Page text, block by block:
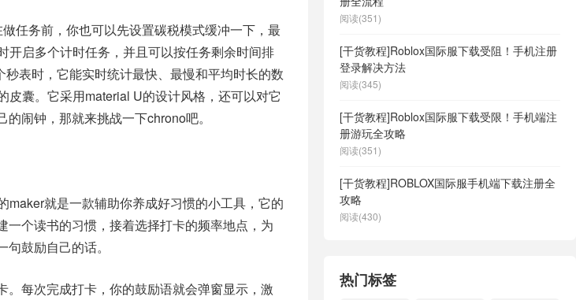
任务前，你也可以先设置碳税模式缓冲一下，最
开启多个计时任务，并且可以按任务剩余时间排
表时，它能实时统计最快、最慢和平均时长的数
囊。它采用material U的设计风格，还可以对它
闹钟，那就来挑战一下chrono吧。
就是一款辅助你养成好习惯的小工具，它的
个读书的习惯，接着选择打卡的频率地点，为
鼓励自己的话。
每次完成打卡，你的鼓励语就会弹窗显示，激
阅读(351)
[干货教程]Roblox国际服下载受阻！手机注册
登录解决方法
阅读(345)
[干货教程]Roblox国际服下载受限！手机端注
册游玩全攻略
阅读(351)
[干货教程]ROBLOX国际服手机端下载注册全
攻略
阅读(430)
热门标签